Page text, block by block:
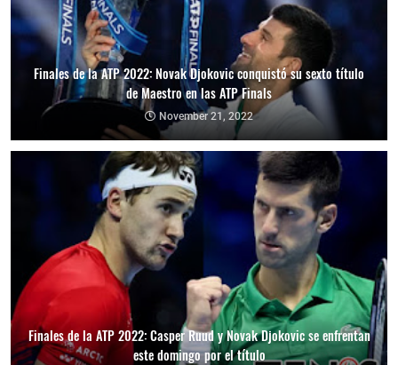
Finales de la ATP 2022: Novak Djokovic conquistó su sexto título
de Maestro en las ATP Finals
November 21, 2022
Finales de la ATP 2022: Casper Ruud y Novak Djokovic se enfrentan
este domingo por el título